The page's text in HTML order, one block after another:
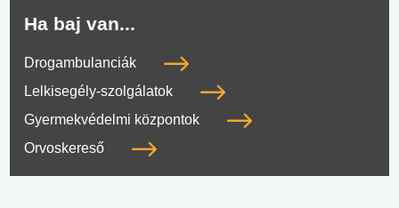
Ha baj van...
Drogambulanciák
Lelkisegély-szolgálatok
Gyermekvédelmi központok
Orvoskereső